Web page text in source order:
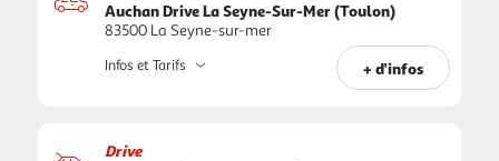
Auchan Drive La Seyne-Sur-Mer (Toulon)
83500 La Seyne-sur-mer
+ d'infos
Infos et Tarifs
Drive